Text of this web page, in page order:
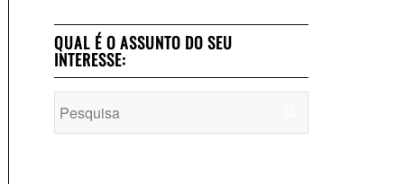
QUAL É O ASSUNTO DO SEU
INTERESSE: